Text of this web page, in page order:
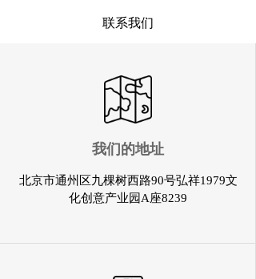
联系我们
北京市通州区九棵树西路90号弘祥1979文
化创意产业园A座8239
我们的地址